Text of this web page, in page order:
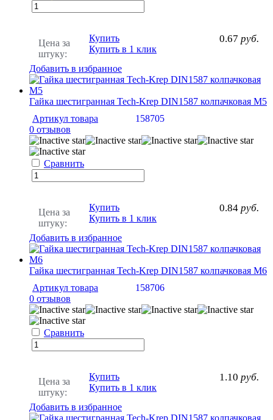
Цена за
штуку:
0.67 руб.
Купить
Купить в 1 клик
Добавить в избранное
Гайка шестигранная Tech-Krep DIN1587 колпачковая М5
Артикул товара
158705
0 отзывов
Сравнить
Цена за
штуку:
0.84 руб.
Купить
Купить в 1 клик
Добавить в избранное
Гайка шестигранная Tech-Krep DIN1587 колпачковая М6
Артикул товара
158706
0 отзывов
Сравнить
Цена за
штуку:
1.10 руб.
Купить
Купить в 1 клик
Добавить в избранное